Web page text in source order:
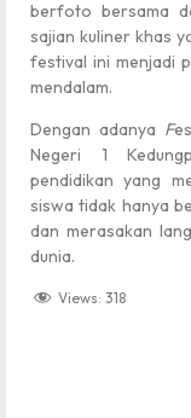
berfoto bersama
sajian kuliner khas
festival ini menjadi
mendalam.
Dengan adanya F
Negeri 1
pendidikan yang
siswa tidak hanya
dan merasakan
dunia.
Views: 318